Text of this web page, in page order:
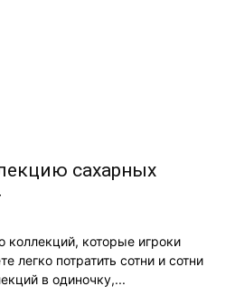
сахарных
коллекций, которые игроки
легко потратить сотни и сотни
в одиночку,...